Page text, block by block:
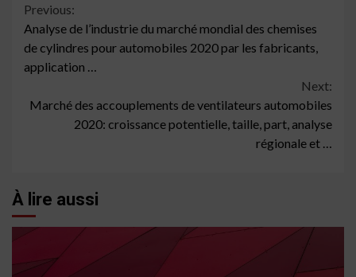
Continue
Reading
Previous:
Analyse de l’industrie du marché mondial des chemises
de cylindres pour automobiles 2020 par les fabricants,
application …
Next:
Marché des accouplements de ventilateurs automobiles
2020: croissance potentielle, taille, part, analyse
régionale et …
À lire aussi